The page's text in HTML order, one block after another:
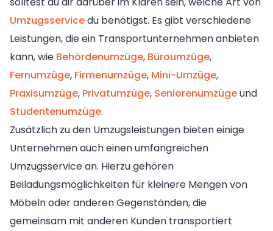
Umzugsservicedu benötigst. Es gibt verschiedene
Leistungen, die ein Transportunternehmen anbieten
kann, wie Behördenumzüge, Büroumzüge,
Fernumzüge, Firmenumzüge, Mini-Umzüge,
Praxisumzüge, Privatumzüge, Seniorenumzügeund
Studentenumzüge.
Zusätzlich zu den Umzugsleistungen bieten einige
Unternehmen auch einen umfangreichen
Umzugsservice an. Hierzu gehören
Beiladungsmöglichkeiten für kleinere Mengen von
Möbeln oder anderen Gegenständen, die
gemeinsam mit anderen Kunden transportiert